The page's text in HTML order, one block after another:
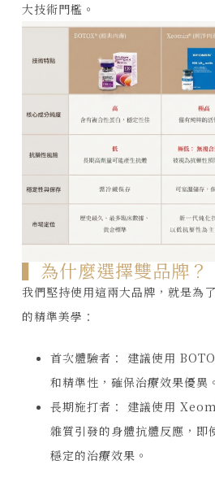
大技術門檻。
▍為什麼選擇雙品牌？
我們堅持使用這兩大品牌，就是為
的精準美學：
首次體驗者： 建議使用
和精準性，確保治療效果優異。
長期施打者： 建議使用
雜質引發的身體抗體反應，即
穩定的治療效果。